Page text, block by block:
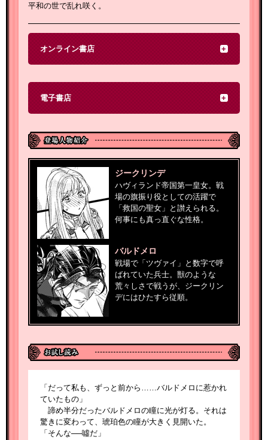
平和の世で乱れ咲く。
オンライン書店
電子書店
ジークリンデ
ハヴィランド帝国第一皇女。戦
場の旗振り役としての活躍で
「救国の聖女」と讃えられる。
何事にも真っ直ぐな性格。
バルドメロ
戦場で「ツヴァイ」と数字で呼
ばれていた兵士。獣のような
荒々しさで戦うが、ジークリン
デにはひたすら従順。
「だって私も、ずっと前から……バルドメロに惹かれ
ていたもの」
諦め半分だったバルドメロの瞳に光が灯る。それは
驚きに変わって、琥珀色の瞳が大きく見開いた。
「そんな──噓だ」